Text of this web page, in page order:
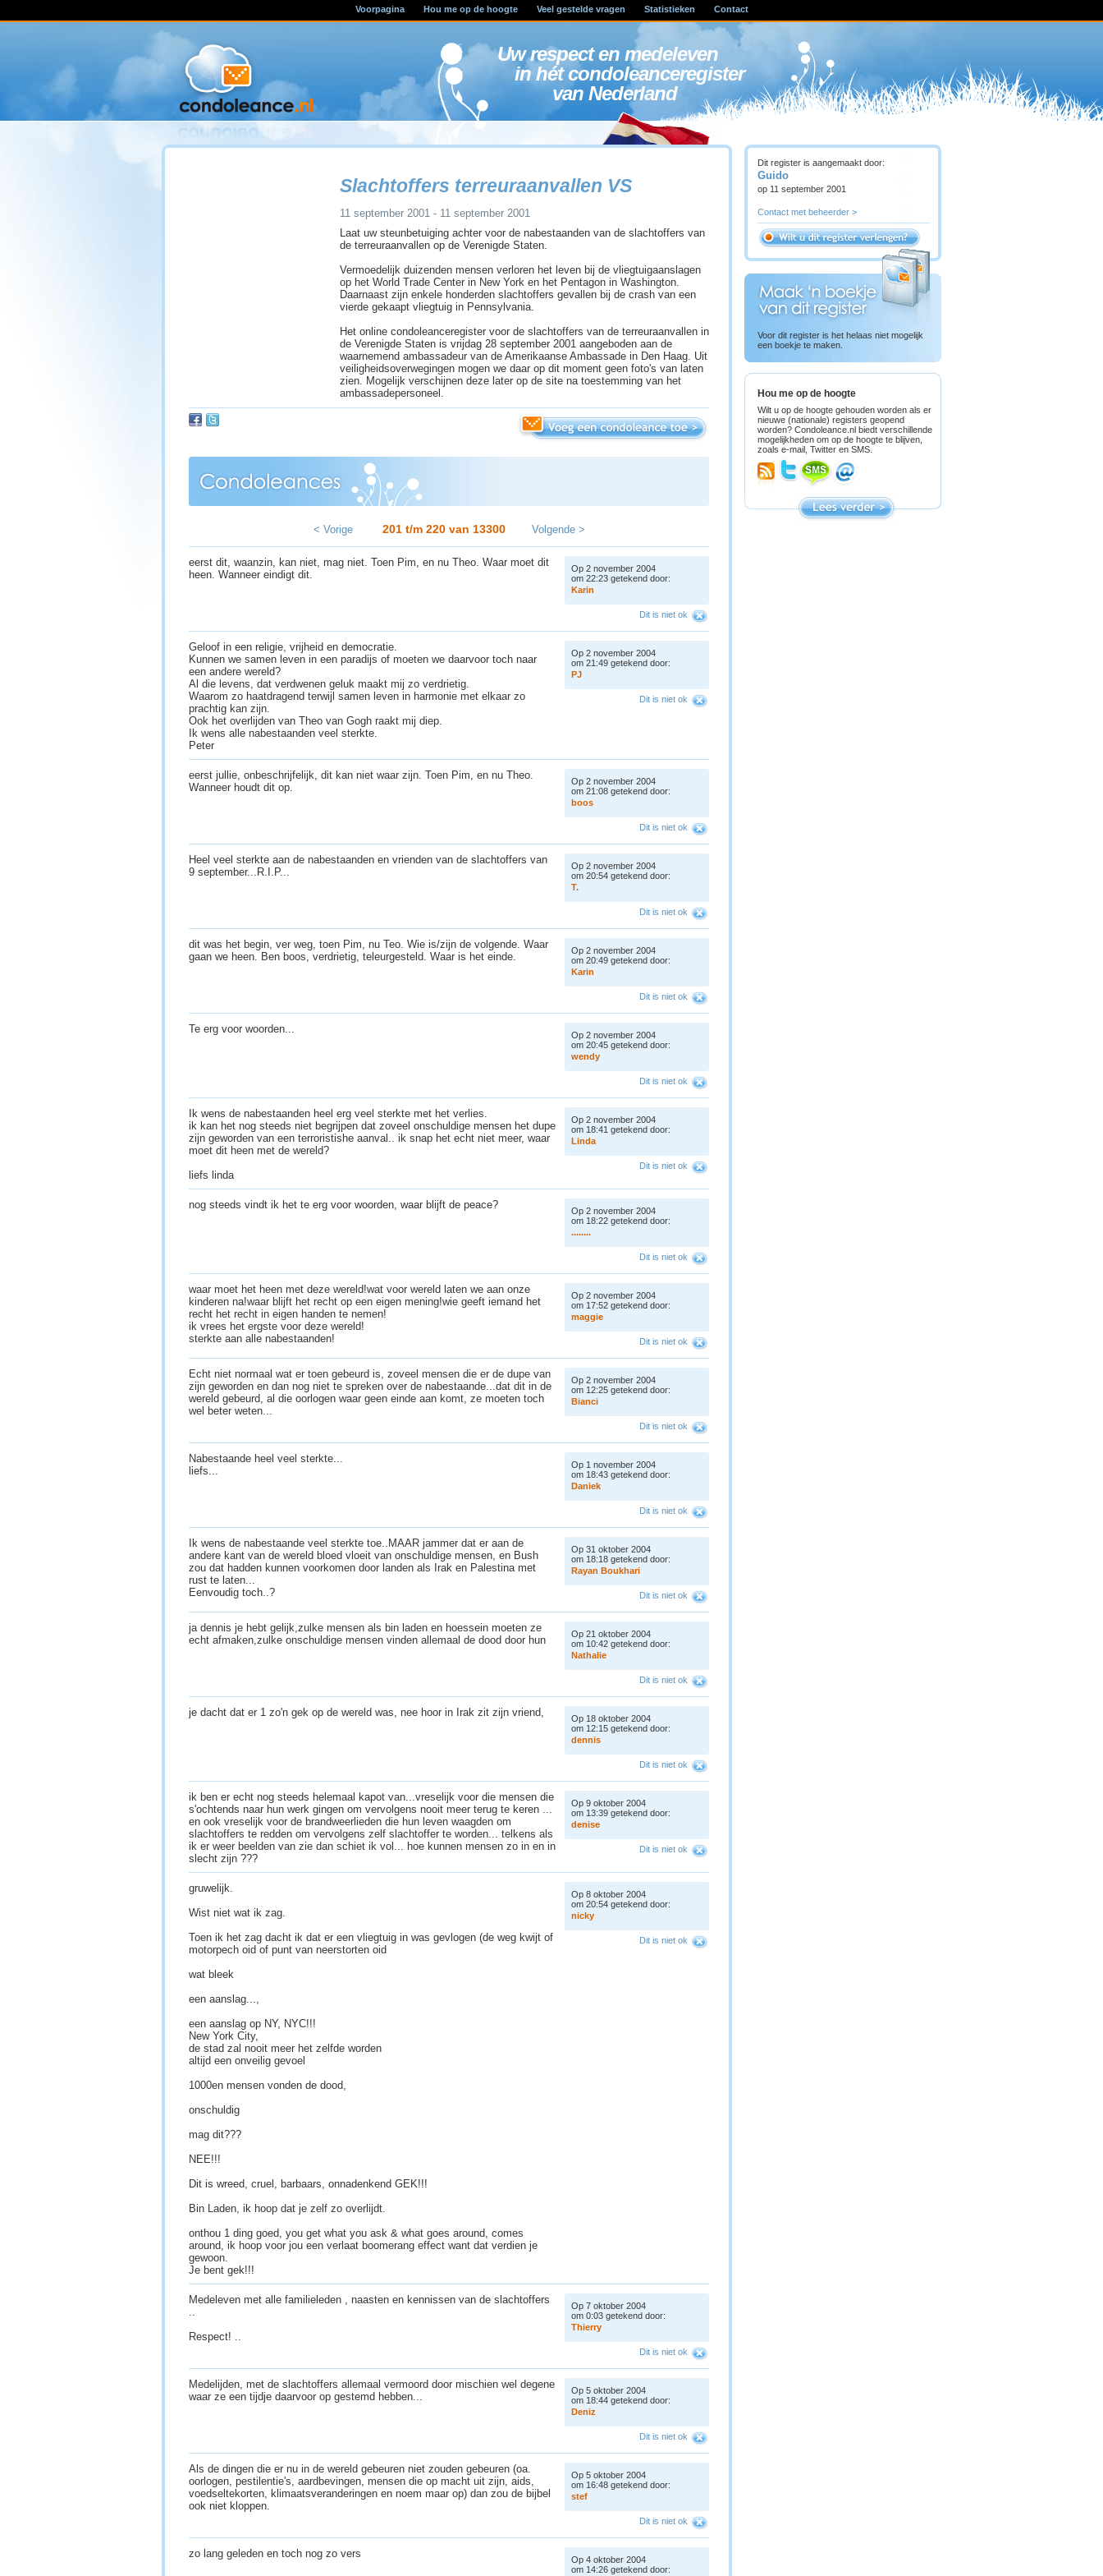
Voorpagina Hou me op de hoogte Veel gestelde vragen Statistieken Contact
Uw respect en medeleven
in hét condoleanceregister
van Nederland
Slachtoffers terreuraanvallen VS
11 september 2001 - 11 september 2001
Laat uw steunbetuiging achter voor de nabestaanden van de slachtoffers van
de terreuraanvallen op de Verenigde Staten.
Vermoedelijk duizenden mensen verloren het leven bij de vliegtuigaanslagen
op het World Trade Center in New York en het Pentagon in Washington.
Daarnaast zijn enkele honderden slachtoffers gevallen bij de crash van een
vierde gekaapt vliegtuig in Pennsylvania.
Het online condoleanceregister voor de slachtoffers van de terreuraanvallen in
de Verenigde Staten is vrijdag 28 september 2001 aangeboden aan de
waarnemend ambassadeur van de Amerikaanse Ambassade in Den Haag. Uit
veiligheidsoverwegingen mogen we daar op dit moment geen foto's van laten
zien. Mogelijk verschijnen deze later op de site na toestemming van het
ambassadepersoneel.
< Vorige 201 t/m 220 van 13300 Volgende >
eerst dit, waanzin, kan niet, mag niet. Toen Pim, en nu Theo. Waar moet dit
heen. Wanneer eindigt dit.
Op 2 november 2004
om 22:23 getekend door:
Karin
Dit is niet ok
Geloof in een religie, vrijheid en democratie.
Kunnen we samen leven in een paradijs of moeten we daarvoor toch naar
een andere wereld?
Al die levens, dat verdwenen geluk maakt mij zo verdrietig.
Waarom zo haatdragend terwijl samen leven in harmonie met elkaar zo
prachtig kan zijn.
Ook het overlijden van Theo van Gogh raakt mij diep.
Ik wens alle nabestaanden veel sterkte.
Peter
Op 2 november 2004
om 21:49 getekend door:
PJ
Dit is niet ok
eerst jullie, onbeschrijfelijk, dit kan niet waar zijn. Toen Pim, en nu Theo.
Wanneer houdt dit op.
Op 2 november 2004
om 21:08 getekend door:
boos
Dit is niet ok
Heel veel sterkte aan de nabestaanden en vrienden van de slachtoffers van
9 september...R.I.P...
Op 2 november 2004
om 20:54 getekend door:
T.
Dit is niet ok
dit was het begin, ver weg, toen Pim, nu Teo. Wie is/zijn de volgende. Waar
gaan we heen. Ben boos, verdrietig, teleurgesteld. Waar is het einde.
Op 2 november 2004
om 20:49 getekend door:
Karin
Dit is niet ok
Te erg voor woorden...
Op 2 november 2004
om 20:45 getekend door:
wendy
Dit is niet ok
Ik wens de nabestaanden heel erg veel sterkte met het verlies.
ik kan het nog steeds niet begrijpen dat zoveel onschuldige mensen het dupe
zijn geworden van een terroristishe aanval.. ik snap het echt niet meer, waar
moet dit heen met de wereld?
liefs linda
Op 2 november 2004
om 18:41 getekend door:
Linda
Dit is niet ok
nog steeds vindt ik het te erg voor woorden, waar blijft de peace?
Op 2 november 2004
om 18:22 getekend door:
........
Dit is niet ok
waar moet het heen met deze wereld!wat voor wereld laten we aan onze
kinderen na!waar blijft het recht op een eigen mening!wie geeft iemand het
recht het recht in eigen handen te nemen!
ik vrees het ergste voor deze wereld!
sterkte aan alle nabestaanden!
Op 2 november 2004
om 17:52 getekend door:
maggie
Dit is niet ok
Echt niet normaal wat er toen gebeurd is, zoveel mensen die er de dupe van
zijn geworden en dan nog niet te spreken over de nabestaande...dat dit in de
wereld gebeurd, al die oorlogen waar geen einde aan komt, ze moeten toch
wel beter weten...
Op 2 november 2004
om 12:25 getekend door:
Bianci
Dit is niet ok
Nabestaande heel veel sterkte...
liefs...
Op 1 november 2004
om 18:43 getekend door:
Daniek
Dit is niet ok
Ik wens de nabestaande veel sterkte toe..MAAR jammer dat er aan de
andere kant van de wereld bloed vloeit van onschuldige mensen, en Bush
zou dat hadden kunnen voorkomen door landen als Irak en Palestina met
rust te laten...
Eenvoudig toch..?
Op 31 oktober 2004
om 18:18 getekend door:
Rayan Boukhari
Dit is niet ok
ja dennis je hebt gelijk,zulke mensen als bin laden en hoessein moeten ze
echt afmaken,zulke onschuldige mensen vinden allemaal de dood door hun
Op 21 oktober 2004
om 10:42 getekend door:
Nathalie
Dit is niet ok
je dacht dat er 1 zo'n gek op de wereld was, nee hoor in Irak zit zijn vriend,
Op 18 oktober 2004
om 12:15 getekend door:
dennis
Dit is niet ok
ik ben er echt nog steeds helemaal kapot van...vreselijk voor die mensen die
s'ochtends naar hun werk gingen om vervolgens nooit meer terug te keren ...
en ook vreselijk voor de brandweerlieden die hun leven waagden om
slachtoffers te redden om vervolgens zelf slachtoffer te worden... telkens als
ik er weer beelden van zie dan schiet ik vol... hoe kunnen mensen zo in en in
slecht zijn ???
Op 9 oktober 2004
om 13:39 getekend door:
denise
Dit is niet ok
gruwelijk.
Wist niet wat ik zag.
Toen ik het zag dacht ik dat er een vliegtuig in was gevlogen (de weg kwijt of
motorpech oid of punt van neerstorten oid
wat bleek
een aanslag...,
een aanslag op NY, NYC!!!
New York City,
de stad zal nooit meer het zelfde worden
altijd een onveilig gevoel
1000en mensen vonden de dood,
onschuldig
mag dit???
NEE!!!
Dit is wreed, cruel, barbaars, onnadenkend GEK!!!
Bin Laden, ik hoop dat je zelf zo overlijdt.
onthou 1 ding goed, you get what you ask & what goes around, comes
around, ik hoop voor jou een verlaat boomerang effect want dat verdien je
gewoon.
Je bent gek!!!
Op 8 oktober 2004
om 20:54 getekend door:
nicky
Dit is niet ok
Medeleven met alle familieleden , naasten en kennissen van de slachtoffers
..
Respect! ..
Op 7 oktober 2004
om 0:03 getekend door:
Thierry
Dit is niet ok
Medelijden, met de slachtoffers allemaal vermoord door mischien wel degene
waar ze een tijdje daarvoor op gestemd hebben...
Op 5 oktober 2004
om 18:44 getekend door:
Deniz
Dit is niet ok
Als de dingen die er nu in de wereld gebeuren niet zouden gebeuren (oa.
oorlogen, pestilentie's, aardbevingen, mensen die op macht uit zijn, aids,
voedseltekorten, klimaatsveranderingen en noem maar op) dan zou de bijbel
ook niet kloppen.
Op 5 oktober 2004
om 16:48 getekend door:
stef
Dit is niet ok
zo lang geleden en toch nog zo vers
Op 4 oktober 2004
om 14:26 getekend door:
Dit register is aangemaakt door:
Guido
op 11 september 2001
Contact met beheerder >
Voor dit register is het helaas niet mogelijk
een boekje te maken.
Hou me op de hoogte
Wilt u op de hoogte gehouden worden als er
nieuwe (nationale) registers geopend
worden? Condoleance.nl biedt verschillende
mogelijkheden om op de hoogte te blijven,
zoals e-mail, Twitter en SMS.